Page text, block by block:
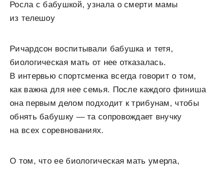
Росла с бабушкой, узнала о смерти мамы
из телешоу
Ричардсон воспитывали бабушка и тетя,
биологическая мать от нее отказалась.
В интервью спортсменка всегда говорит о том,
как важна для нее семья. После каждого финиша
она первым делом подходит к трибунам, чтобы
обнять бабушку — та сопровождает внучку
на всех соревнованиях.
О том, что ее биологическая мать умерла,